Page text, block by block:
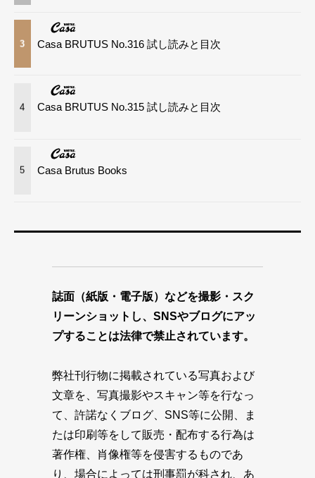
3 Casa BRUTUS No.316 試し読みと目次
4 Casa BRUTUS No.315 試し読みと目次
5 Casa Brutus Books
誌面（紙版・電子版）などを撮影・スク
リーンショットし、SNSやブログにアッ
プすることは法律で禁止されています。
弊社刊行物に掲載されている写真および
文章を、写真撮影やスキャン等を行なっ
て、許諾なくブログ、SNS等に公開、ま
たは印刷等をして販売・配布する行為は
著作権、肖像権等を侵害するものであ
り、場合によっては刑事罰が科され、あ